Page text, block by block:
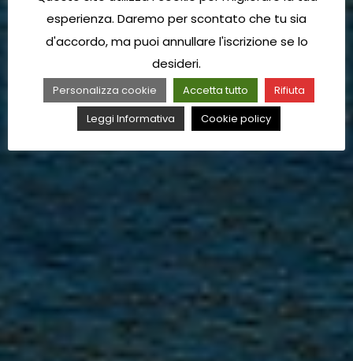
esperienza. Daremo per scontato che tu sia
d'accordo, ma puoi annullare l'iscrizione se lo
desideri.
Personalizza cookie Accetta tutto
Rifiuta
Leggi Informativa
Cookie policy